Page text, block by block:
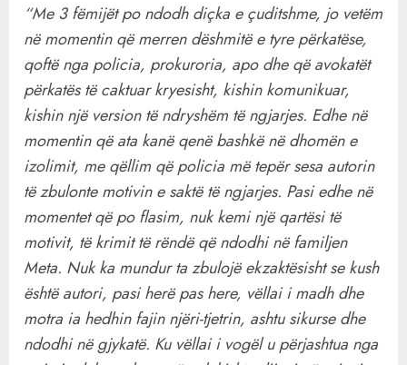
“Me 3 fëmijët po ndodh diçka e çuditshme, jo vetëm
në momentin që merren dëshmitë e tyre përkatëse,
qoftë nga policia, prokuroria, apo dhe që avokatët
përkatës të caktuar kryesisht, kishin komunikuar,
kishin një version të ndryshëm të ngjarjes. Edhe në
momentin që ata kanë qenë bashkë në dhomën e
izolimit, me qëllim që policia më tepër sesa autorin
të zbulonte motivin e saktë të ngjarjes. Pasi edhe në
momentet që po flasim, nuk kemi një qartësi të
motivit, të krimit të rëndë që ndodhi në familjen
Meta. Nuk ka mundur ta zbulojë ekzaktësisht se kush
është autori, pasi herë pas here, vëllai i madh dhe
motra ia hedhin fajin njëri-tjetrin, ashtu sikurse dhe
ndodhi në gjykatë. Ku vëllai i vogël u përjashtua nga